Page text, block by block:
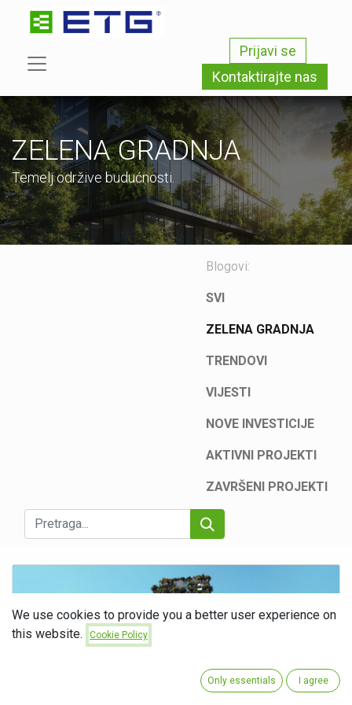
Prijavi se
Kontaktirajte nas
ZELENA GRADNJA
Temelj održive budućnosti.
Blogovi:
SVI
ZELENA GRADNJA
TRENDOVI
VIJESTI
NOVE INVESTICIJE
AKTIVNI PROJEKTI
ZAVRŠENI PROJEKTI
Vertikalna šuma: simbol održivog urbanog razvoja
We use cookies to provide you a better user experience on
this website.
Cookie Policy
Only essentials I agree